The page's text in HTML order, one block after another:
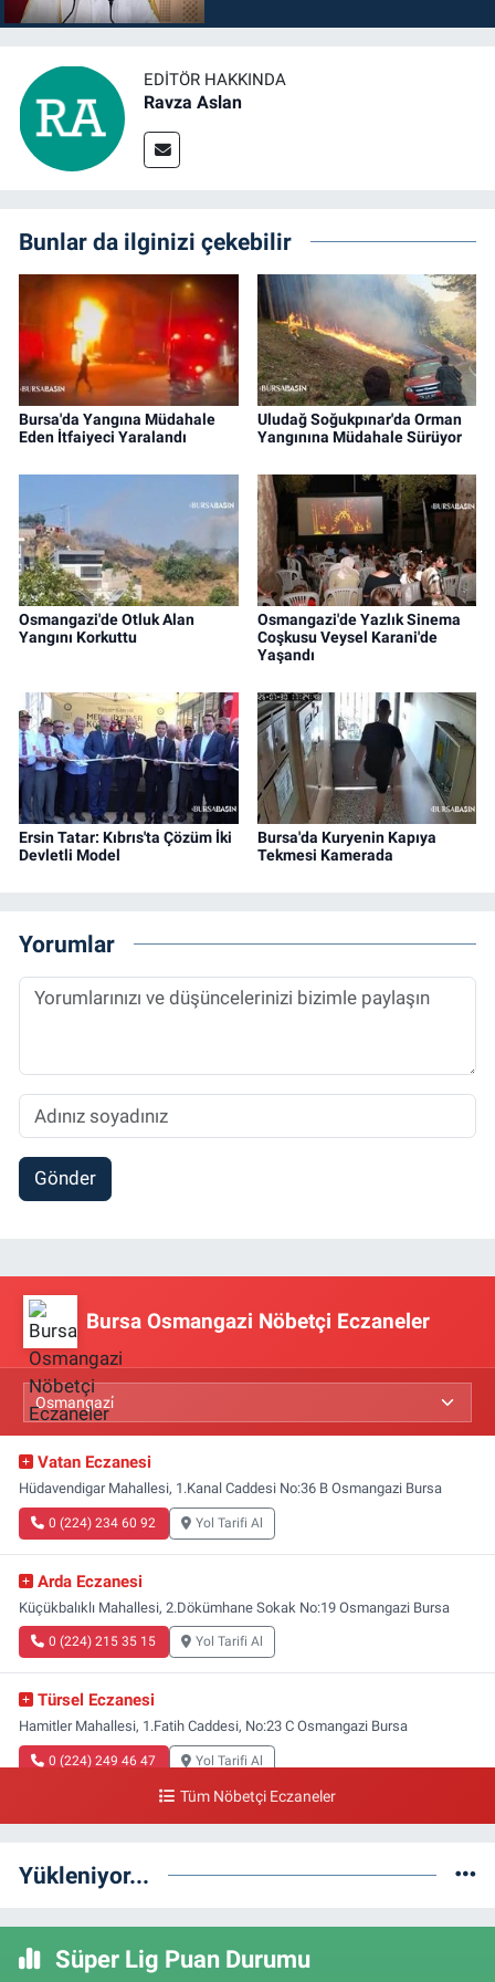
EDITÖR HAKKINDA
Ravza Aslan
Bunlar da ilginizi çekebilir
Bursa'da Yangına Müdahale
Eden İtfaiyeci Yaralandı
Uludağ Soğukpınar'da Orman
Yangınına Müdahale Sürüyor
Osmangazi'de Otluk Alan
Yangını Korkuttu
Osmangazi'de Yazlık Sinema
Coşkusu Veysel Karani'de
Yaşandı
Ersin Tatar: Kıbrıs'ta Çözüm İki
Devletli Model
Bursa'da Kuryenin Kapıya
Tekmesi Kamerada
Yorumlar
Gönder
Bursa Osmangazi Nöbetçi Eczaneler
Vatan Eczanesi
Hüdavendigar Mahallesi, 1.Kanal Caddesi No:36 B Osmangazi Bursa
0 (224) 234 60 92 Yol Tarifi Al
Arda Eczanesi
Küçükbalıklı Mahallesi, 2.Dökümhane Sokak No:19 Osmangazi Bursa
0 (224) 215 35 15 Yol Tarifi Al
Türsel Eczanesi
Hamitler Mahallesi, 1.Fatih Caddesi, No:23 C Osmangazi Bursa
0 (224) 249 46 47 Yol Tarifi Al
0 (224) 234 02 34 Yol Tarifi Al
Demirtaş Cumhuriyet Mahallesi, Sağlık Sokak, B-Blok No:16 A Osmangazi
Tüm Nöbetçi Eczaneler
Yükleniyor...
Süper Lig Puan Durumu